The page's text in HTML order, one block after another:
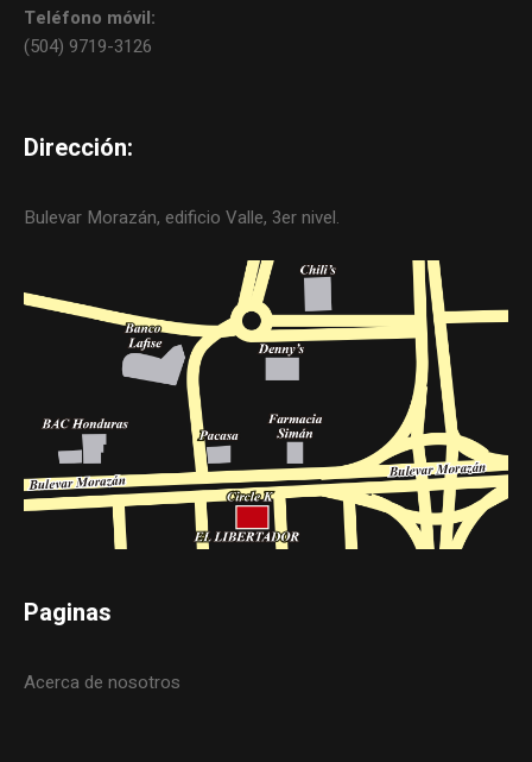
Teléfono móvil:
(504) 9719-3126
Dirección:
Bulevar Morazán, edificio Valle, 3er nivel.
Paginas
Acerca de nosotros